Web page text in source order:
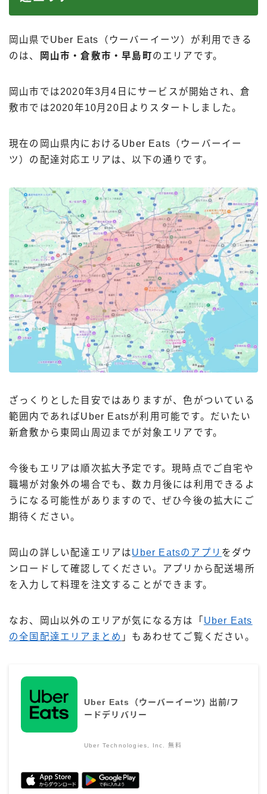
岡山県でUber Eats（ウーバーイーツ）が利用できる
のは、
岡山市・倉敷市・早島町のエリアです。
岡山市では2020年3月4日にサービスが開始され、倉
敷市では2020年10月20日よりスタートしました。
現在の岡山県内におけるUber Eats（ウーバーイー
ツ）の配達対応エリアは、以下の通りです。
ざっくりとした目安ではありますが、色がついている
範囲内であればUber Eatsが利用可能です。だいたい
新倉敷から東岡山周辺までが対象エリアです。
今後もエリアは順次拡大予定です。現時点でご自宅や
職場が対象外の場合でも、数カ月後には利用できるよ
うになる可能性がありますので、ぜひ今後の拡大にご
期待ください。
岡山の詳しい配達エリアはUber Eatsのアプリ をダウ
ンロードして確認してください。アプリから配送場所
を入力して料理を注文することができます。
なお、岡山以外のエリアが気になる方は「 Uber Eats
の全国配達エリアまとめ 」もあわせてご覧ください。
Uber Eats（ウーバーイーツ) 出前/フ
ードデリバリー
Uber Technologies, Inc. 無料